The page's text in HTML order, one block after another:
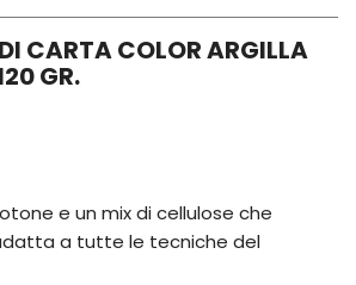
CARTA COLOR ARGILLA
GR.
e un mix di cellulose che
a tutte le tecniche del